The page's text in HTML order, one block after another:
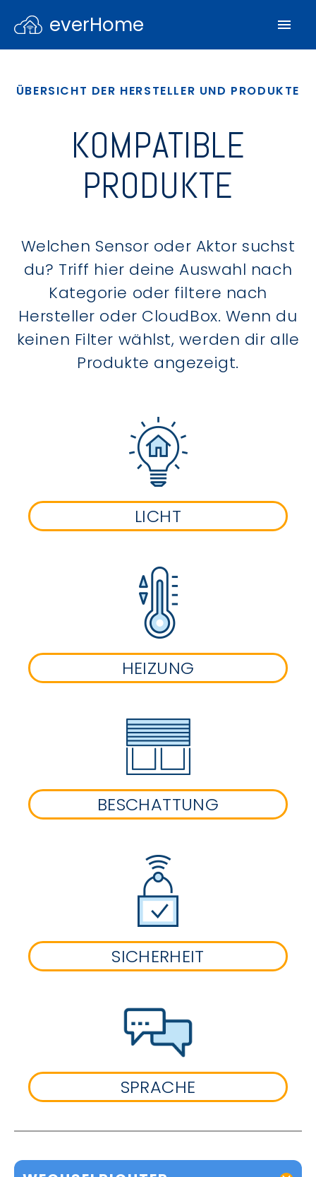
everHome
ÜBERSICHT DER HERSTELLER UND PRODUKTE
KOMPATIBLE
PRODUKTE
Welchen Sensor oder Aktor suchst
du? Triff hier deine Auswahl nach
Kategorie oder filtere nach
Hersteller oder CloudBox. Wenn du
keinen Filter wählst, werden dir alle
Produkte angezeigt.
LICHT
HEIZUNG
BESCHATTUNG
SICHERHEIT
SPRACHE